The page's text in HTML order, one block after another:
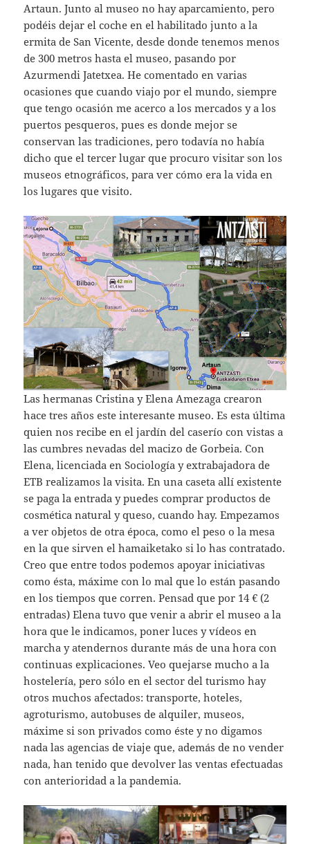
Artaun. Junto al museo no hay aparcamiento, pero
podéis dejar el coche en el habilitado junto a la
ermita de San Vicente, desde donde tenemos menos
de 300 metros hasta el museo, pasando por
Azurmendi Jatetxea. He comentado en varias
ocasiones que cuando viajo por el mundo, siempre
que tengo ocasión me acerco a los mercados y a los
puertos pesqueros, pues es donde mejor se
conservan las tradiciones, pero todavía no había
dicho que el tercer lugar que procuro visitar son los
museos etnográficos, para ver cómo era la vida en
los lugares que visito.
Las hermanas Cristina y Elena Amezaga crearon
hace tres años este interesante museo. Es esta última
quien nos recibe en el jardín del caserío con vistas a
las cumbres nevadas del macizo de Gorbeia. Con
Elena, licenciada en Sociología y extrabajadora de
ETB realizamos la visita. En una caseta allí existente
se paga la entrada y puedes comprar productos de
cosmética natural y queso, cuando hay. Empezamos
a ver objetos de otra época, como el peso o la mesa
en la que sirven el hamaiketako si lo has contratado.
Creo que entre todos podemos apoyar iniciativas
como ésta, máxime con lo mal que lo están pasando
en los tiempos que corren. Pensad que por 14 € (2
entradas) Elena tuvo que venir a abrir el museo a la
hora que le indicamos, poner luces y vídeos en
marcha y atendernos durante más de una hora con
continuas explicaciones. Veo quejarse mucho a la
hostelería, pero sólo en el sector del turismo hay
otros muchos afectados: transporte, hoteles,
agroturismo, autobuses de alquiler, museos,
máxime si son privados como éste y no digamos
nada las agencias de viaje que, además de no vender
nada, han tenido que devolver las ventas efectuadas
con anterioridad a la pandemia.